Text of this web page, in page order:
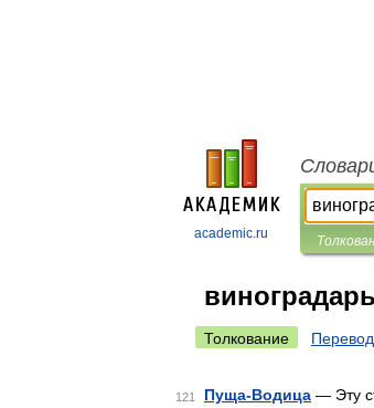
academic.ru
виноградарь
Толкование Перевод
121 Пуща-Водица — Эту